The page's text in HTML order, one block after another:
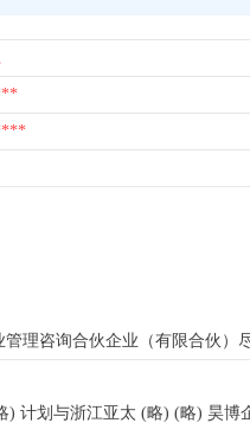
理咨询合伙企业（有限合伙）
) 计划与浙江亚太 (略) (略) 昊博